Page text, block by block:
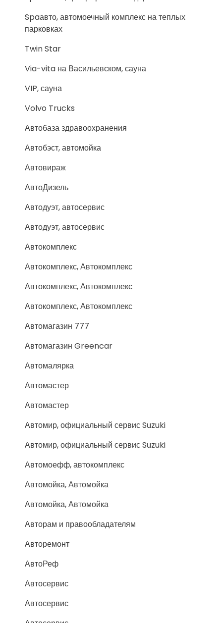
Spaавто, автомоечный комплекс на теплых
парковках
Twin Star
Via-vita на Васильевском, сауна
VIP, сауна
Volvo Trucks
Автобаза здравоохранения
Автобэст, автомойка
Автовираж
АвтоДизель
Автодуэт, автосервис
Автодуэт, автосервис
Автокомплекс
Автокомплекс, Автокомплекс
Автокомплекс, Автокомплекс
Автокомплекс, Автокомплекс
Автомагазин 777
Автомагазин Greencar
Автомалярка
Автомастер
Автомастер
Автомир, официальный сервис Suzuki
Автомир, официальный сервис Suzuki
Автомоефф, автокомплекс
Автомойка, Автомойка
Автомойка, Автомойка
Авторам и правообладателям
Авторемонт
АвтоРеф
Автосервис
Автосервис